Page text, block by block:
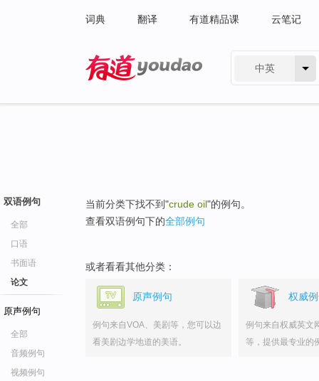
词典 翻译 有道精品课 云笔记
中英
双语例句
全部
口语
书面语
论文
原声例句
全部
音频例句
视频例句
当前分类下找不到"crude oil"的例句。
查看双语例句下的全部例句
或者看看其他分类：
原声例句
例句来自VOA、美剧等，您可以边
看美剧边学地道的美语。
权威
例句来自权威英文
等，提供最专业的